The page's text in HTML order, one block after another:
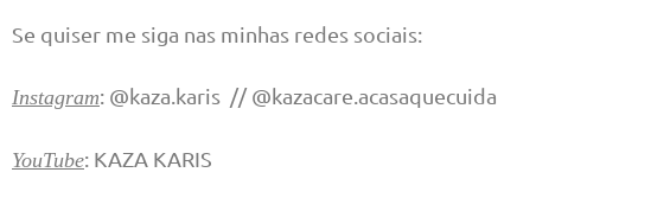
Se quiser me siga nas minhas redes sociais:
Instagram: @kaza.karis // @kazacare.acasaquecuida
YouTube: KAZA KARIS